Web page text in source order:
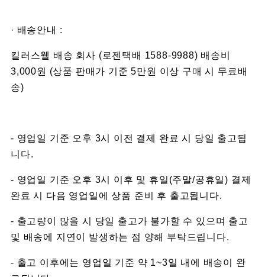
· 배송안내 :
킬러스웰 배송 회사 (로젠택배 1588-9988) 배송비
3,000원 (상품 판매가 기준 5만원 이상 구매 시 무료배
송)
- 영업일 기준 오후 3시 이전 결제 완료 시 당일 출고됩
니다.
- 영업일 기준 오후 3시 이후 및 휴일(주말/공휴일) 결제
완료 시 다음 영업일에 상품 준비 후 출고됩니다.
- 출고량이 많을 시 당일 출고가 불가할 수 있으며 출고
및 배송에 지연이 발생하는 점 양해 부탁드립니다.
- 출고 이후에는 영업일 기준 약 1~3일 내에 배송이 완